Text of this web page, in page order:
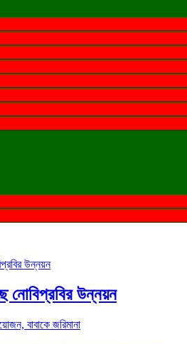
নোবিপ্রবির উন্নয়ন